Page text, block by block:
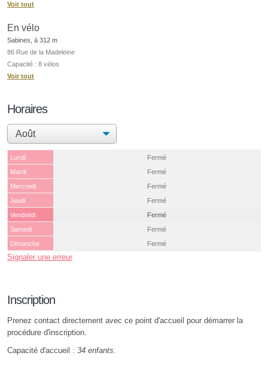
Voir tout
En vélo
Sabines, à 312 m
86 Rue de la Madeleine
Capacité : 8 vélos
Voir tout
Horaires
Lundi
Fermé
Mardi
Fermé
Mercredi
Fermé
Jeudi
Fermé
Vendredi
Fermé
Samedi
Fermé
Dimanche
Fermé
Signaler une erreur
Inscription
Prenez contact directement avec ce point d'accueil pour démarrer la
procédure d'inscription.
Capacité d'accueil : 34 enfants.